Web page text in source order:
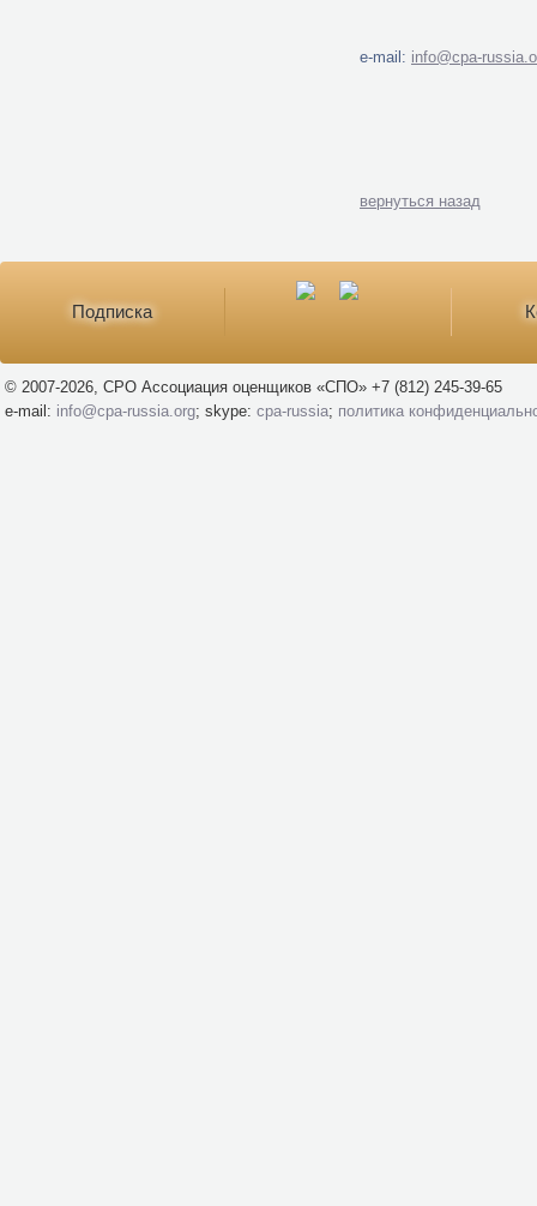
e-mail: info@cpa-
вернуться назад
Подписка
© 2007-2026, СРО Ассоциация оценщиков «СПО» +7 (812) 245-39-65
e-mail: info@cpa-russia.org; skype: cpa-russia; политика